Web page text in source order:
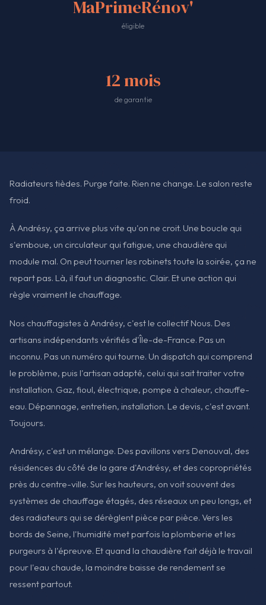
MaPrimeRénov'
éligible
12 mois
de garantie
Radiateurs tièdes. Purge faite. Rien ne change. Le salon reste
froid.
À Andrésy, ça arrive plus vite qu'on ne croit. Une boucle qui
s'emboue, un circulateur qui fatigue, une chaudière qui
module mal. On peut tourner les robinets toute la soirée, ça ne
repart pas. Là, il faut un diagnostic. Clair. Et une action qui
règle vraiment le chauffage.
Nos chauffagistes à Andrésy, c'est le collectif Nous. Des
artisans indépendants vérifiés d'Île-de-France. Pas un
inconnu. Pas un numéro qui tourne. Un dispatch qui comprend
le problème, puis l'artisan adapté, celui qui sait traiter votre
installation. Gaz, fioul, électrique, pompe à chaleur, chauffe-
eau. Dépannage, entretien, installation. Le devis, c'est avant.
Toujours.
Andrésy, c'est un mélange. Des pavillons vers Denouval, des
résidences du côté de la gare d'Andrésy, et des copropriétés
près du centre-ville. Sur les hauteurs, on voit souvent des
systèmes de chauffage étagés, des réseaux un peu longs, et
des radiateurs qui se dérèglent pièce par pièce. Vers les
bords de Seine, l'humidité met parfois la plomberie et les
purgeurs à l'épreuve. Et quand la chaudière fait déjà le travail
pour l'eau chaude, la moindre baisse de rendement se
ressent partout.